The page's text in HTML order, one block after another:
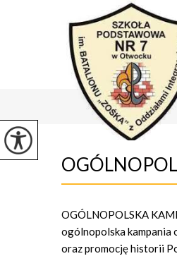
OGÓLNOPOLSKA
ogólnopolska kampania
oraz promocję historii